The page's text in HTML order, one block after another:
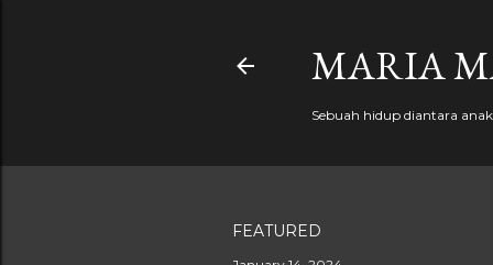
MARIA
Sebuah hidup diantara
FEATURED